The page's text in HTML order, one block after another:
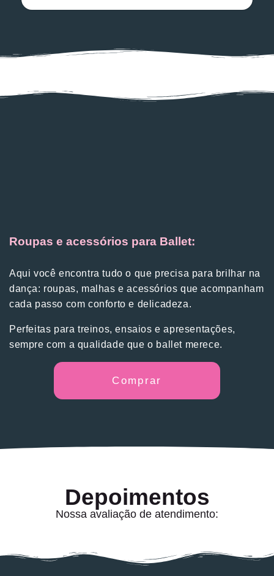
Roupas e acessórios para Ballet:
Aqui você encontra tudo o que precisa para brilhar na
dança: roupas, malhas e acessórios que acompanham
cada passo com conforto e delicadeza.
Perfeitas para treinos, ensaios e apresentações,
sempre com a qualidade que o ballet merece.
Comprar
Depoimentos
Nossa avaliação de atendimento: